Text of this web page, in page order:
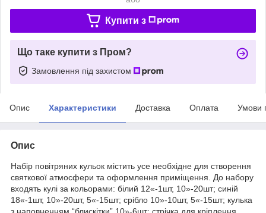
Купити з
Що таке купити з Пром?
Замовлення під захистом
Опис Характеристики Доставка Оплата Умови
Опис
Набір повітряних кульок містить усе необхідне для створення
святкової атмосфери та оформлення приміщення. До набору
входять кулі за кольорами: білий 12«-1шт, 10»-20шт; синій
18«-1шт, 10»-20шт, 5«-15шт; срібло 10»-10шт, 5«-15шт; кулька
з наповненням “блискітки” 10»-6шт; стрічка для кріплення